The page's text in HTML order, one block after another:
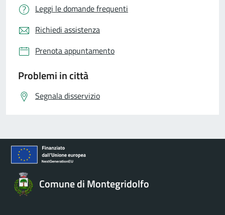
Leggi le domande frequenti
Richiedi assistenza
Prenota appuntamento
Problemi in città
Segnala disservizio
Comune di Montegridolfo